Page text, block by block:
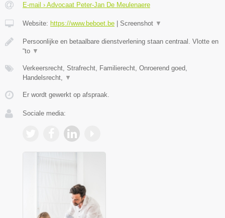
E-mail › Advocaat Peter-Jan De Meulenaere
Website: https://www.beboet.be Screenshot ▼
Persoonlijke en betaalbare dienstverlening staan centraal. Vlotte en
“to ▼
Verkeersrecht, Strafrecht, Familierecht, Onroerend goed,
Handelsrecht,
▼
Er wordt gewerkt op afspraak.
Sociale media: